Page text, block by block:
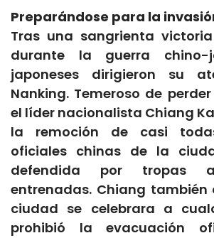
Preparándose para la
Tras una sangrienta
durante la guerra chino-
japoneses dirigieron su
Nanking. Temeroso de
el líder nacionalista Chiang
la remoción de casi
oficiales chinas de la
defendida por tropas
entrenadas. Chiang también
ciudad se celebrara a
prohibió la evacuación